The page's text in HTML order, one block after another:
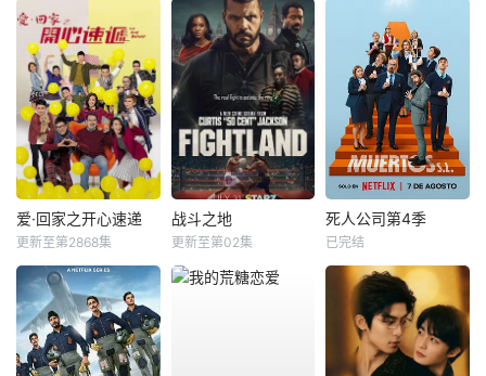
爱·回家之开心速递
更新至第2868集
战斗之地
更新至第02集
死人公司第4季
已完结